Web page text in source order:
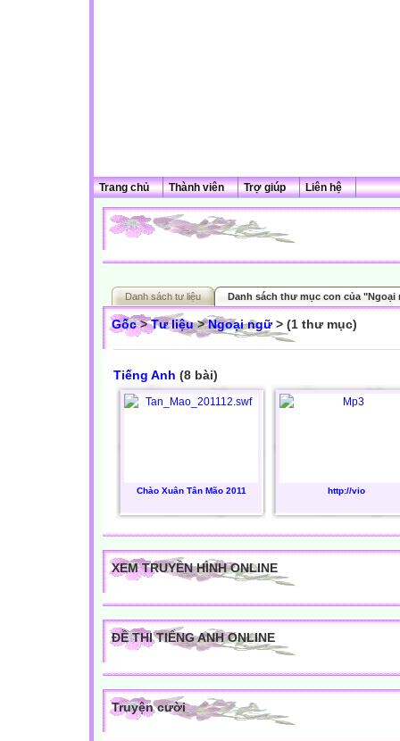
Trang chủ Thành viên Trợ giúp Liên hệ
Danh sách tư liệu Danh sách thư mục con của "Ngoại
Gốc>Tư liệu>Ngoại ngữ> (1 thư mục)
Tiếng Anh (8 bài)
Chào Xuân Tân Mão 2011 http://vio
XEM TRUYỀN HÌNH ONLINE
ĐỀ THI TIẾNG ANH ONLINE
Truyện cười